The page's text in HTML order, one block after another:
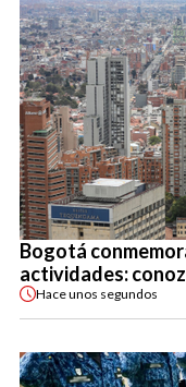
Bogotá
actividades:
Haceunos segundos